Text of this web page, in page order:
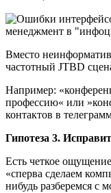
Вместо
частотный JTBD
Например:
профессию« или
контактов в
Гипотеза 3.
Есть четкое
«сперва сделаем
нибудь разберемся с